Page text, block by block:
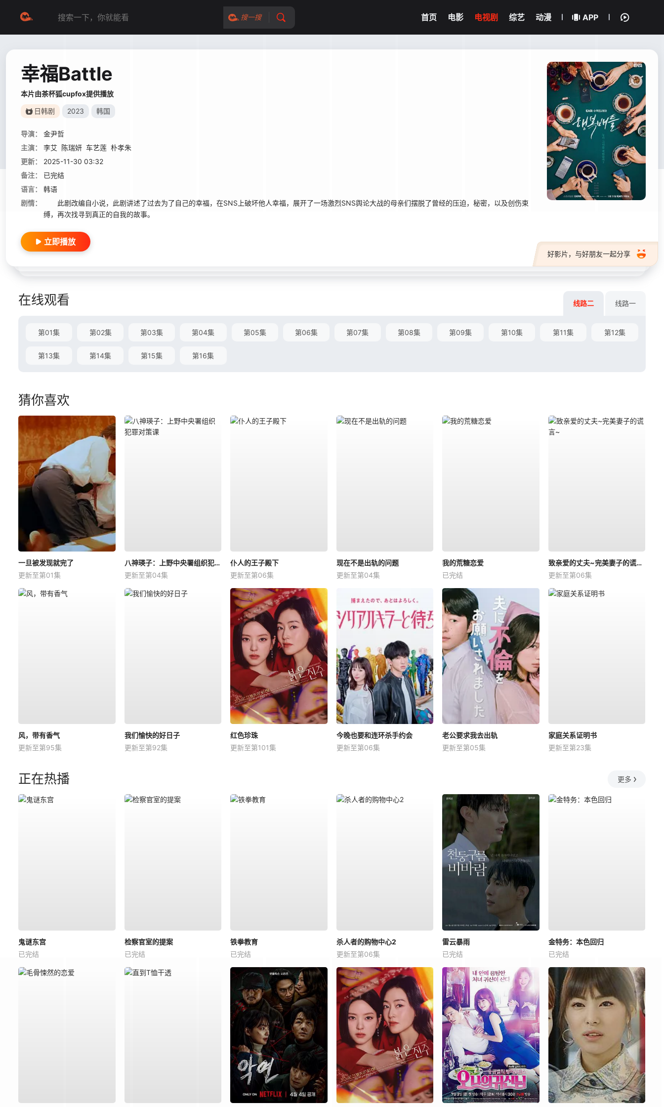
搜一搜 首页 电影 电视剧 综艺 动漫 APP
幸福Battle
本片由茶杯狐cupfox提供播放
日韩剧 2023 韩国
导演：
金尹哲
主演：
李艾 陈瑞妍 车艺莲 朴孝朱
更新：
2025-11-30 03:32
备注：
已完结
语言：
韩语
剧情：
此剧改编自小说，此剧讲述了过去为了自己的幸福，在SNS上破坏他人幸福，展开了一场激烈SNS舆论大战的母亲们摆脱了曾经的压迫，秘密，以及创伤束
缚，再次找寻到真正的自我的故事。
好影片，与好朋友一起分享
立即播放
在线观看 线路二 线路一
第01集 第02集 第03集 第04集 第05集 第06集 第07集 第08集 第09集 第10集 第11集 第12集
第13集 第14集 第15集 第16集
猜你喜欢
一旦被发现就完了
更新至第01集
八神瑛子：上野中央署组织犯罪对策课
更新至第04集
仆人的王子殿下
更新至第06集
现在不是出轨的问题
更新至第04集
我的荒糖恋爱
已完结
致亲爱的丈夫~完美妻子的谎言~
更新至第06集
风，带有香气
更新至第95集
我们愉快的好日子
更新至第92集
红色珍珠
更新至第101集
今晚也要和连环杀手约会
更新至第06集
老公要求我去出轨
更新至第05集
家庭关系证明书
更新至第23集
正在热播 更多
鬼谜东宫
已完结
检察官室的提案
已完结
铁拳教育
已完结
杀人者的购物中心2
更新至第06集
雷云暴雨
已完结
金特务：本色回归
已完结